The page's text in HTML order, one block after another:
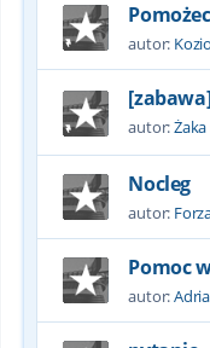
autor:
autor:Żaka
Nocleg
autor:
Pomoc
autor: